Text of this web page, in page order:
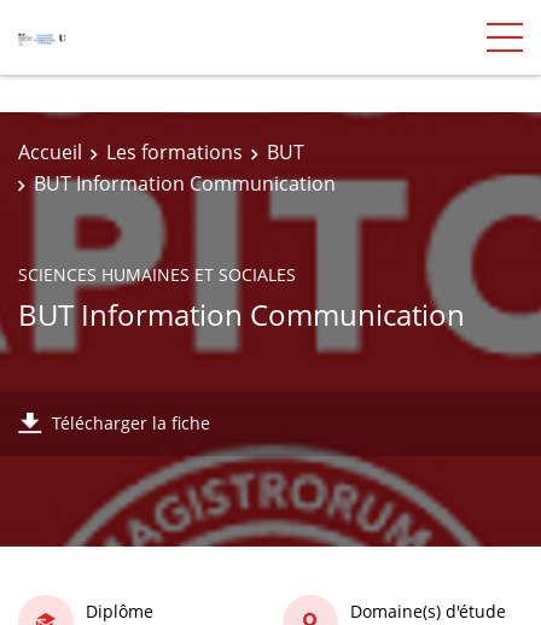
Accueil Les formations
BUT
BUT Information Communication
SCIENCES HUMAINES ET SOCIALES
BUT Information Communication
Télécharger la fiche
Diplôme
Domaine(s) d'étude